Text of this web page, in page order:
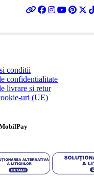
conditii
confidentialitate
livrare si retur
uri (UE)